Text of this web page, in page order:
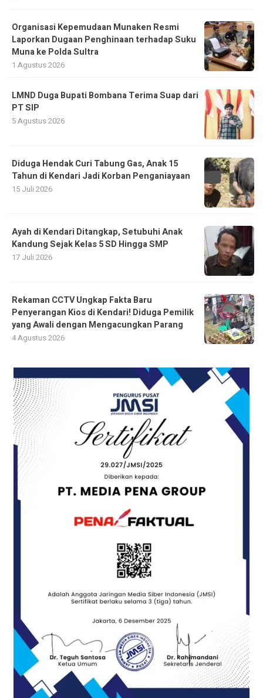
Organisasi Kepemudaan Munaken Resmi
Laporkan Dugaan Penghinaan terhadap Suku
Muna ke Polda Sultra
1 Agustus 2026
LMND Duga Bupati Bombana Terima Suap dari
PT SIP
5 Agustus 2026
Diduga Hendak Curi Tabung Gas, Anak 15
Tahun di Kendari Jadi Korban Penganiayaan
15 Juli 2026
Ayah di Kendari Ditangkap, Setubuhi Anak
Kandung Sejak Kelas 5 SD Hingga SMP
17 Juli 2026
Rekaman CCTV Ungkap Fakta Baru
Penyerangan Kios di Kendari! Diduga Pemilik
yang Awali dengan Mengacungkan Parang
4 Agustus 2026